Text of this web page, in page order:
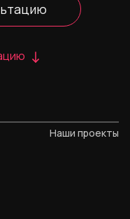
Наши проекты